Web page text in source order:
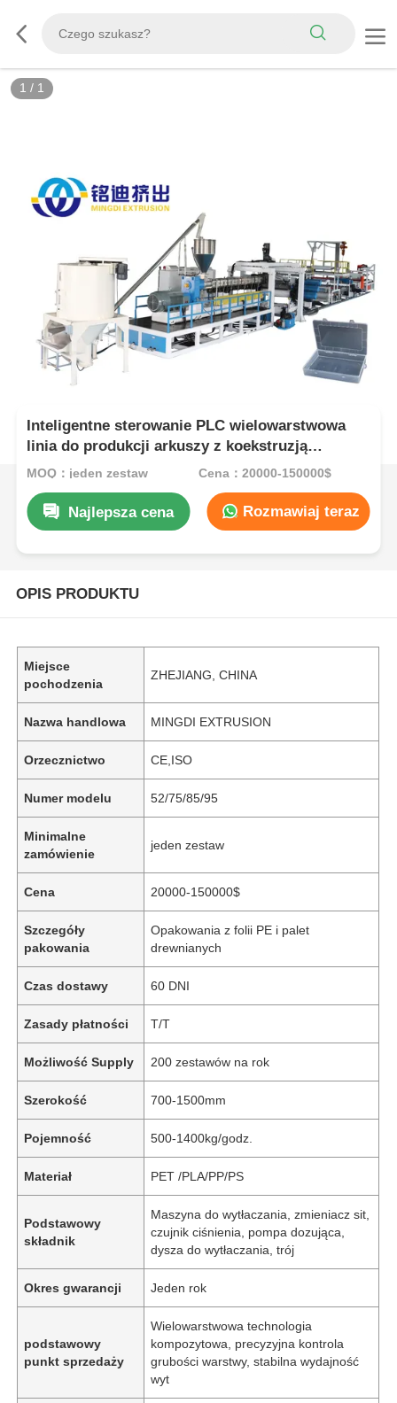
1 / 1
Inteligentne sterowanie PLC wielowarstwowa
linia do produkcji arkuszy z koekstruzją
1000kg/h
MOQ：jeden zestaw Cena：20000-150000$
Najlepsza cena Rozmawiaj teraz
OPIS PRODUKTU
Miejsce
pochodzenia
ZHEJIANG, CHINA
Nazwa handlowa MINGDI EXTRUSION
Orzecznictwo CE,ISO
Numer modelu 52/75/85/95
Minimalne
zamówienie
jeden zestaw
Cena 20000-150000$
Szczegóły
pakowania
Opakowania z folii PE i palet
drewnianych
Czas dostawy 60 DNI
Zasady płatności T/T
Możliwość Supply 200 zestawów na rok
Szerokość 700-1500mm
Pojemność 500-1400kg/godz.
Materiał PET /PLA/PP/PS
Podstawowy
składnik
Maszyna do wytłaczania, zmieniacz sit,
czujnik ciśnienia, pompa dozująca,
dysza do wytłaczania, trój
Okres gwarancji Jeden rok
podstawowy
punkt sprzedaży
Wielowarstwowa technologia
kompozytowa, precyzyjna kontrola
grubości warstwy, stabilna wydajność
wyt